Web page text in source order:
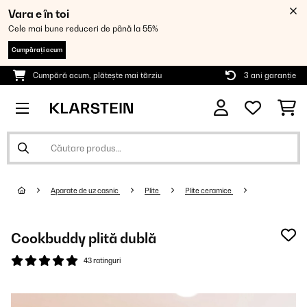
Vara e în toi
Cele mai bune reduceri de până la 55%
Cumpărați acum
Cumpără acum, plătește mai târziu 3 ani garanție
Aparate de uz casnic Plite Plite ceramice
Cookbuddy plită dublă
43 ratinguri